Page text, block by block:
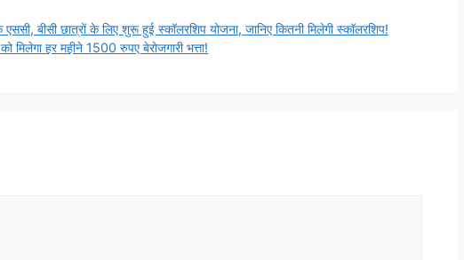
बीसी छात्रों के लिए शुरू हुई स्कॉलरशिप योजना, जानिए कितनी मिलेगी स्कॉलरशिप!
हर महीने 1500 रुपए बेरोजगारी भत्ता!